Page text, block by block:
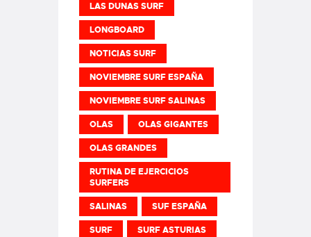
LAS DUNAS SURF
LONGBOARD
NOTICIAS SURF
NOVIEMBRE SURF ESPAÑA
NOVIEMBRE SURF SALINAS
OLAS OLAS GIGANTES
OLAS GRANDES
RUTINA DE EJERCICIOS
SURFERS
SALINAS SUF ESPAÑA
SURF SURF ASTURIAS